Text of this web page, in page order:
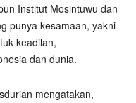
Institut Mosintuwu dan
punya kesamaan, yakni
keadilan,
dan dunia.
mengatakan,